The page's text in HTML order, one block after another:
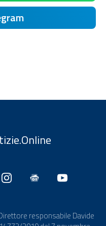
responsabile Davide